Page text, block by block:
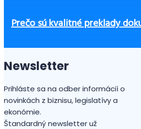
Ako sa darí u nás zahraničným
Ako začať podnikať bez
Od 1. júla 2026 bude mať
Firmy s inštalovanou
Osobné motorové vozidlo v
Prečo sú kvalitné preklady
Newsletter
Prihláste sa na odber informácií o
novinkách z biznisu, legislatívy a
ekonómie.
Štandardný newsletter už